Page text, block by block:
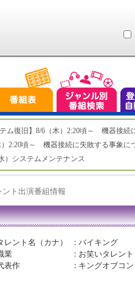
テム復旧】8/6（木）2:20頃～ 機器接続
）2:20頃～ 機器接続に失敗する事象に
）システムメンテナンス
ント出演番組情報
レント名（カナ） ：バイキング
業
： お笑いタレント
表作
： キングオブコ